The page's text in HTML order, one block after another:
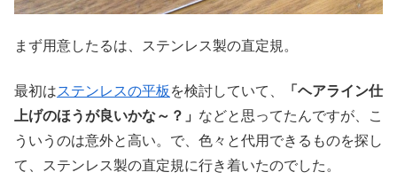
まず用意したるは、ステンレス製の直定規。
最初はステンレスの平板 を検討していて、
「ヘアライン仕
上げのほうが良いかな～？」 などと思ってたんですが、こ
ういうのは意外と高い。で、色々と代用できるものを探し
て、ステンレス製の直定規に行き着いたのでした。